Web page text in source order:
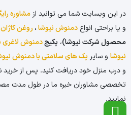
در این وبسایت شما می توانید از مشاوره
و یا براحتی انواع دمنوش نیوشا، روغن کاژان
محصول شرکت نیوشا)، پکیجدمنوش لاغری
نیوشا و سایر پک های سلامتی با دمنوش
و درب منزل خود دریافت کنید. پس از خرید
تخصصی مشاوران خبره ما در طول مدت
نمایید.